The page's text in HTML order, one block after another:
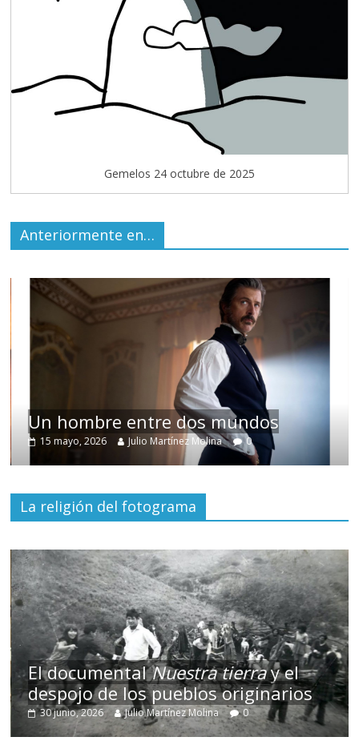
Gemelos 24 octubre de 2025
Anteriormente en…
Un hombre entre dos mundos
15 mayo, 2026 Julio Martínez Molina 0
La religión del fotograma
El documentalNuestra tierray el
despojo de los pueblos originarios
30 junio, 2026 Julio Martínez Molina 0